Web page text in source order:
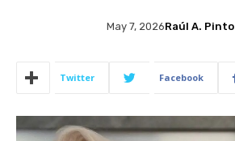
Raúl A. Pinto
May 7, 2026
Facebook
Twitter